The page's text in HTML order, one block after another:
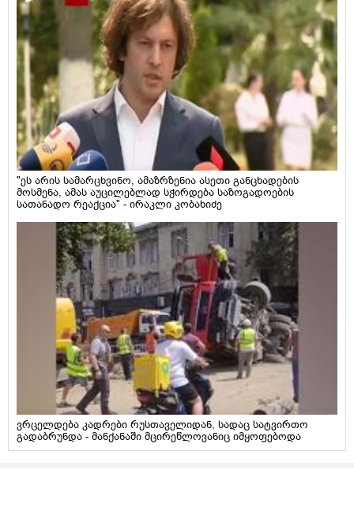
"ეს არის სამარცხვინო, ამაზრზენია ასეთი განცხადების
მოსმენა, ამას აუცილებლად სჭირდება საზოგადოების
სათანადო რეაქცია" - ირაკლი კობახიძე
ვრცელდება კადრები რუსთაველიდან, სადაც სატვირთო
გადაბრუნდა - მანქანაში მცირეწლოვანიც იმყოფებოდა